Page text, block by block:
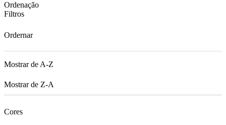
Ordenação
Filtros
Ordernar
Mostrar de A-Z
Mostrar de Z-A
Cores